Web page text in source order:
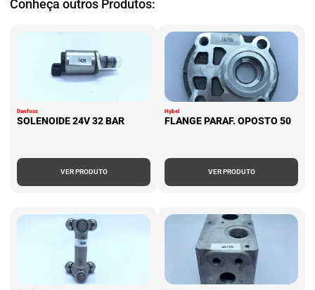
Conheça outros Produtos:
Danfoss
SOLENOIDE 24V 32 BAR
VER PRODUTO
Hybel
FLANGE PARAF. OPOSTO 50
VER PRODUTO